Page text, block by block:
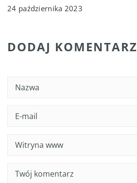
24 października 2023
DODAJ KOMENTARZ